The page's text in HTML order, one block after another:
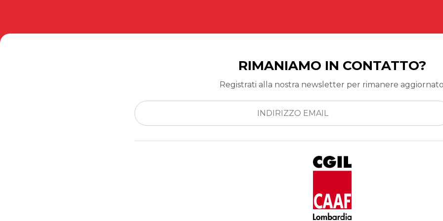
RIMANIAMO IN CONTATTO?
Registrati alla nostra newsletter per rimanere